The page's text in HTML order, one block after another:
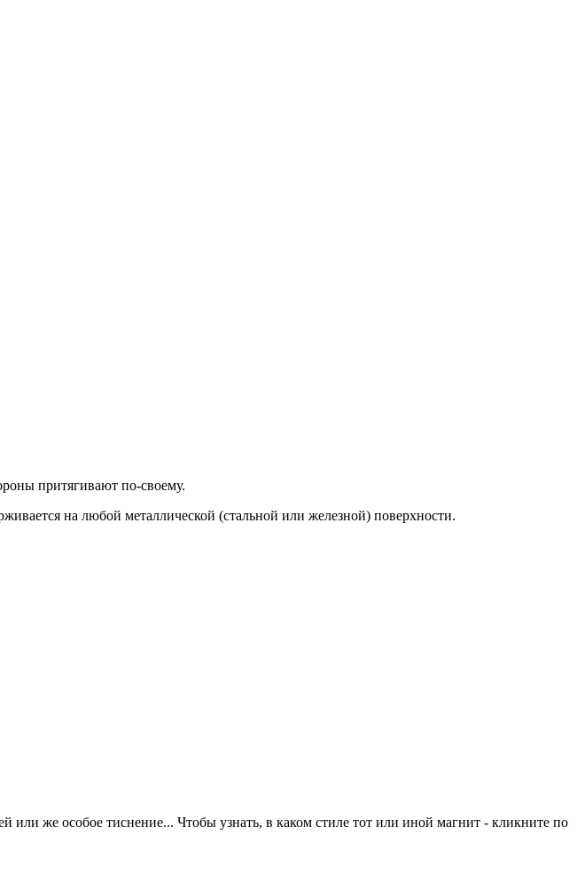
притягивают по-своему.
на любой металлической (стальной или железной) поверхности.
же особое тиснение... Чтобы узнать, в каком стиле тот или иной магнит - кликните по